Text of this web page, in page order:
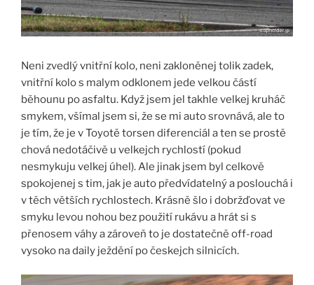
Neni zvedlý vnitřní kolo, neni zakloněnej tolik zadek,
vnitřní kolo s malym odklonem jede velkou částí
běhounu po asfaltu. Když jsem jel takhle velkej kruháč
smykem, všímal jsem si, že se mi auto srovnává, ale to
je tím, že je v Toyotě torsen diferenciál a ten se prostě
chová nedotáčivě u velkejch rychlostí (pokud
nesmykuju velkej úhel). Ale jinak jsem byl celkově
spokojenej s tim, jak je auto předvídatelný a poslouchá i
v těch větších rychlostech. Krásně šlo i dobržďovat ve
smyku levou nohou bez použití rukávu a hrát si s
přenosem váhy a zároveň to je dostatečně off-road
vysoko na daily ježdění po českejch silnicích.